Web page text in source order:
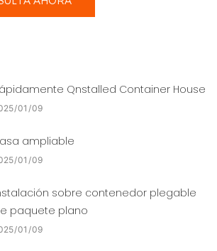
Qnstalled Container House
01 09
ampliable
01 09
sobre contenedor plegable
paquete plano
01 09